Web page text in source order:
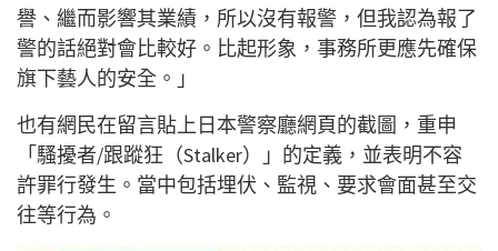
譽、繼而影響其業績，所以沒有報警，但我認為報了
警的話絕對會比較好。比起形象，事務所更應先確保
旗下藝人的安全。」
也有網民在留言貼上日本警察廳網頁的截圖，重申
「騷擾者/跟蹤狂（Stalker）」的定義，並表明不容
許罪行發生。當中包括埋伏、監視、要求會面甚至交
往等行為。